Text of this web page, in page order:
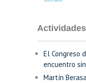
El Congreso
encuentro
Martín